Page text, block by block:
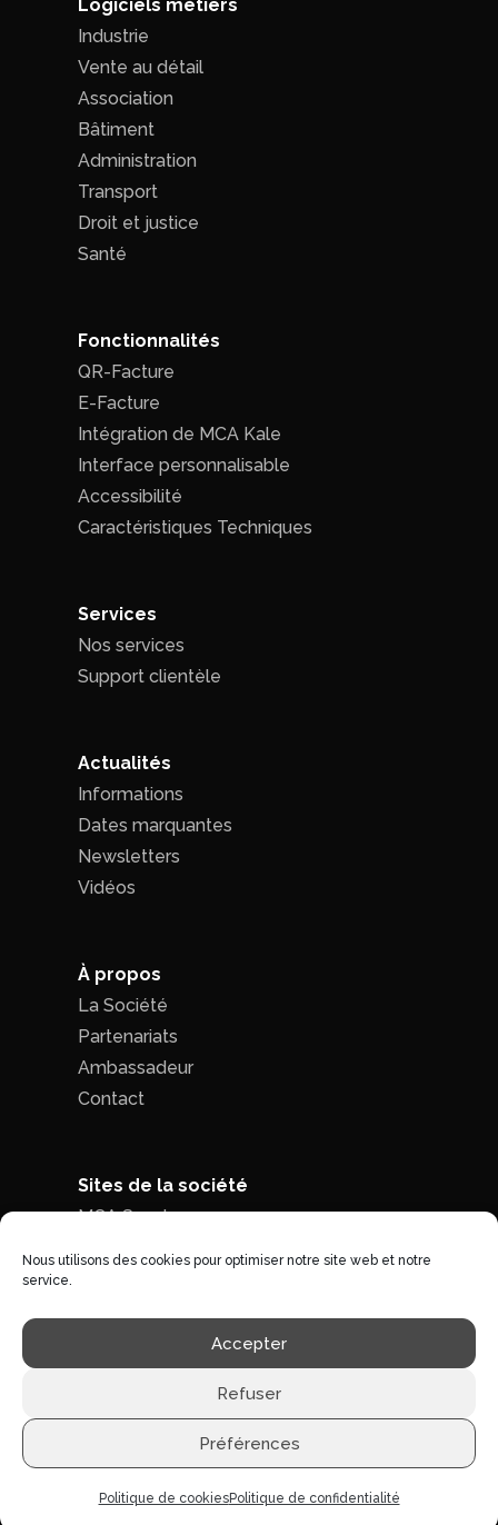
Nous utilisons des cookies pour optimiser notre site web et notre
service.
Accepter
Refuser
Préférences
Politique de cookiesPolitique de confidentialité
Logiciels métiers
Industrie
Vente au détail
Association
Bâtiment
Administration
Transport
Droit et justice
Santé
Fonctionnalités
QR-Facture
E-Facture
Intégration de MCA Kale
Interface personnalisable
Accessibilité
Caractéristiques Techniques
Services
Nos services
Support clientèle
Actualités
Informations
Dates marquantes
Newsletters
Vidéos
À propos
La Société
Partenariats
Ambassadeur
Contact
Sites de la société
MCA Seed
Politique de confidentialité|Conditions
générales de ventes
©1996 - 2026 MCA-concept -